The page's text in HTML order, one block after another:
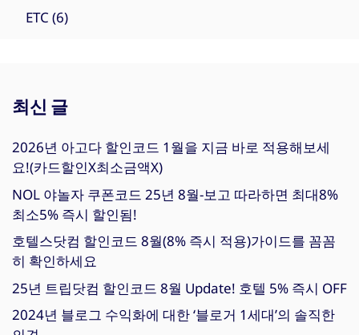
ETC (6)
최신 글
2026년 아고다 할인코드 1월을 지금 바로 적용해보세
요!(카드할인X최소금액X)
NOL 야놀자 쿠폰코드 25년 8월-보고 따라하면 최대8%
최소5% 즉시 할인됨!
호텔스닷컴 할인코드 8월(8% 즉시 적용)가이드를 꼼꼼
히 확인하세요
25년 트립닷컴 할인코드 8월 Update! 호텔 5% 즉시 OFF
2024년 블로그 수익화에 대한 ‘블로거 1세대’의 솔직한